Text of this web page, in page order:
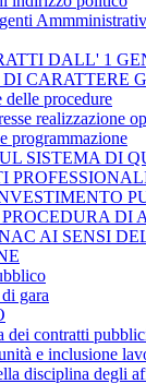
DALL' 1
CARATTERE
delle procedure
realizzazione
programmazione
SISTEMA DI
AI SENSI
gara
dei contratti
e inclusione
disciplina degli